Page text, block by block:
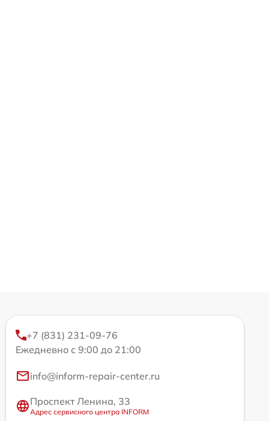
+7 (831) 231-09-76
Ежедневно с 9:00 до 21:00
info@inform-repair-center.ru
Проспект Ленина, 33
Адрес сервисного центра INFORM